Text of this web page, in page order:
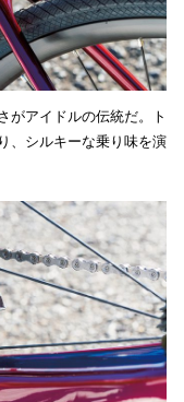
がアイドルの伝統だ。ト
、シルキーな乗り味を演